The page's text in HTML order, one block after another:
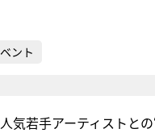
ント
気若手アーティストと